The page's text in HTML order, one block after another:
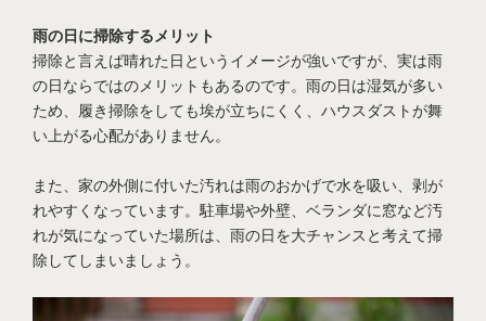
雨の日に掃除するメリット
掃除と言えば晴れた日というイメージが強いですが、実は雨
の日ならではのメリットもあるのです。雨の日は湿気が多い
ため、履き掃除をしても埃が立ちにくく、ハウスダストが舞
い上がる心配がありません。
また、家の外側に付いた汚れは雨のおかげで水を吸い、剥が
れやすくなっています。駐車場や外壁、ベランダに窓など汚
れが気になっていた場所は、雨の日を大チャンスと考えて掃
除してしまいましょう。